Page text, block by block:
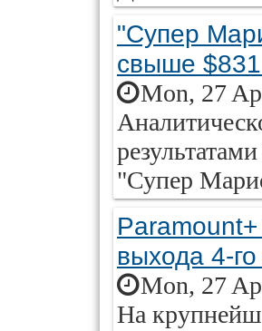
"Супер
свыше
Mon, 27
"Супер
выхода 4-
Mon, 27
На